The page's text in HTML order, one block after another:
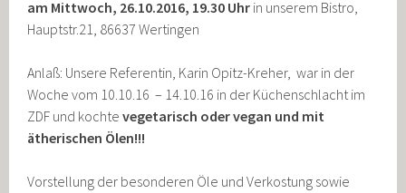
am Mittwoch, 26.10.2016, 19.30 Uhr in unserem Bistro,
Hauptstr.21, 86637 Wertingen
Anlaß: Unsere Referentin, Karin Opitz-Kreher, war in der
Woche vom 10.10.16 – 14.10.16 in der Küchenschlacht im
ZDF und kochtevegetarisch oder vegan und mit
ätherischen Ölen!!!
Vorstellung der besonderen Öle und Verkostung sowie